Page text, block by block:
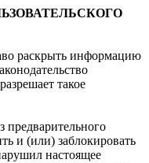
раскрыть информацию
такое
предварительного
и (или) заблокировать
настоящее